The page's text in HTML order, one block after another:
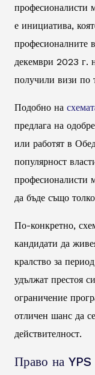
професионалисти
е инициатива,
професионалните
декември 2023 г.
получили визи по
Подобно на
предлага на
или работят в
популярност
професионалисти
да бъде също
По-конкретно,
кандидати да
кралство за
удължат престоя
ограничение
отличен шанс да
действителност.
Право на YPS